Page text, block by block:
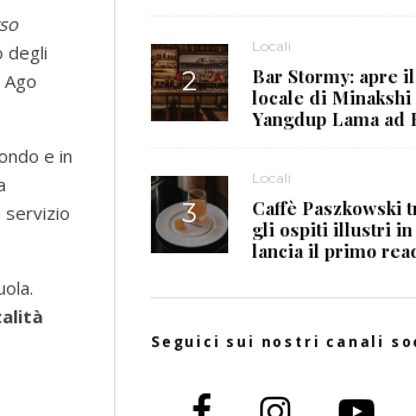
degli
e in
servizio
Locali
Bar Stormy: apre
locale di Minakshi
Yangdup Lama ad
Locali
Caffè Paszkowski
gli ospiti illustri in
lancia il primo
Seguici sui nostri canali